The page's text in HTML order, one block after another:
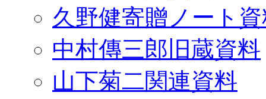
久野健寄贈ノート
中村傳三郎旧蔵資料
山下菊二関連資料